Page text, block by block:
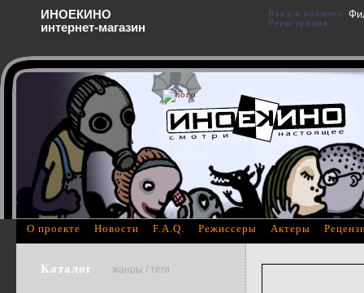
Каталог жанры / теги
О проекте Новости F.A.Q. Режиссеры Актеры
ИНОЕКИНО
интернет-магазин
Вход в кабинет
Регистрация